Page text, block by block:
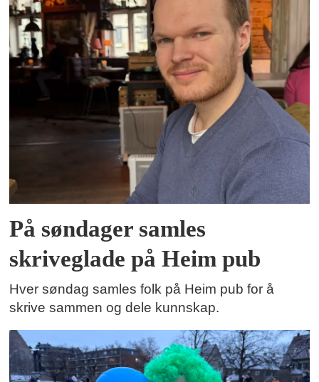
På søndager samles
skriveglade på Heim pub
Hver søndag samles folk på Heim pub for å
skrive sammen og dele kunnskap.